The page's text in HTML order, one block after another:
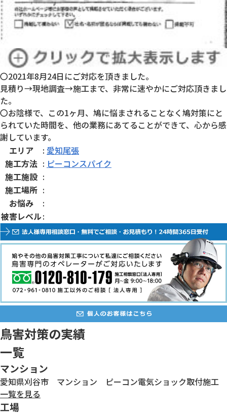
〇2021年8月24日にご対応を頂きました。
見積り→現地調査→施工まで、非常に速やかにご対応頂きまし
た。
〇お陰様で、この1ヶ月、鳩に悩まされることなく鳩対策にと
られていた時間を、他の業務にあてることができて、心から感
謝しています。
エリア
: 愛知尾張
施工方法 : ピーコンスパイク
施工施設 :
施工場所 :
お悩み
:
被害レベル:
鳥害対策の実績
一覧
マンション
愛知県刈谷市 マンション ピーコン電気ショック取付施工
一覧を見る
工場